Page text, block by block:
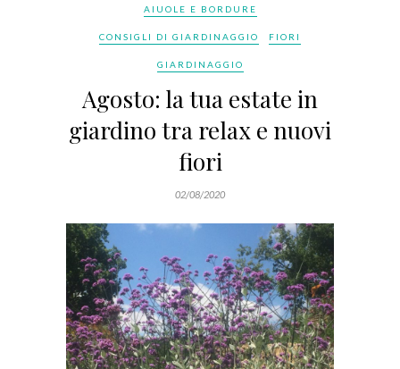
AIUOLE E BORDURE
CONSIGLI DI GIARDINAGGIO FIORI
GIARDINAGGIO
Agosto: la tua estate in
giardino tra relax e nuovi
fiori
02/08/2020